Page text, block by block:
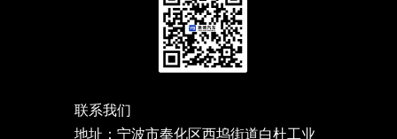
联系我们
地址：宁波市奉化区西坞街道白杜工业